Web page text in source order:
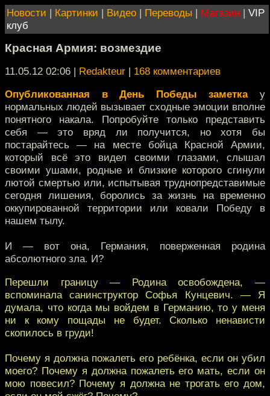
Новости | Картинки | Видео | Переводы | Магазин | VIP
клуб
Красная Армия: возмездие
11.05.12 02:06 | Redakteur | 168 комментариев
Опубликованная в День Победы заметкау
нормальных людей вызывает сходные эмоции вполне
понятного накала. Попробуйте только представить
себя — это вряд ли получится, но хотя бы
постарайтесь — на месте бойца Красной Армии,
который всё это видел своими глазами, слышал
своими ушами, родные и близкие которого сгинули
лютой смертью или, испытывая труднопредставимые
сегодня лишения, боролись за жизнь на временно
оккупированной территории или ковали Победу в
нашем тылу.
И — вот она, Германия, поверженная родина
абсолютного зла. И?
Перешли границу — Родина освобождена, —
вспоминала санинструктор Софья Кунцевич. — Я
думала, что когда мы войдем в Германию, то у меня
ни к кому пощады не будет. Сколько ненависти
скопилось в груди!
Почему я должна пожалеть его ребёнка, если он убил
моего? Почему я должна пожалеть его мать, если он
мою повесил? Почему я должна не трогать его дом,